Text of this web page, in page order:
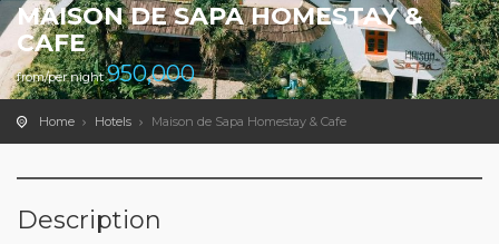
MAISON DE SAPA HOMESTAY &
CAFE
from/per night950,000
Home Hotels Maison de Sapa Homestay & Cafe
Description